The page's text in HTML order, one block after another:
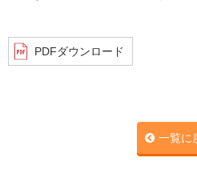
PDFダウンロード
一覧に